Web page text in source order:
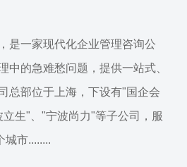
是一家现代化企业管理咨询公
中的急难愁问题，提供一站式、
总部位于上海，下设有"国企会
生"、"宁波尚力"等子公司，服
城市........